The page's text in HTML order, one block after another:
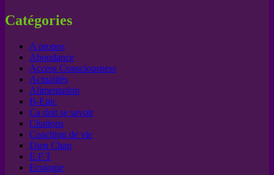
Catégories
A propos
Abondance
Access Consciousness
Actualités
Alimentation
B-Epic
Ca doit se savoir
Citations
Coaching de vie
Dien Chan
E.F.T
Ecologie